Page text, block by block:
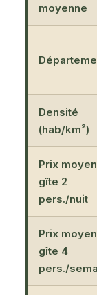
moyenne
Densité
(hab/km²)
Prix moyen
gîte 2
pers./nuit
Prix moyen
gîte 4
pers./